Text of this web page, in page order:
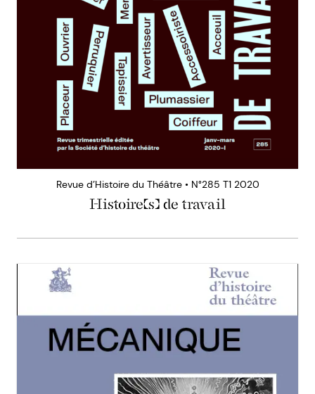
Revue d’Histoire du Théâtre • N°285 T1 2020
Histoire(s) de travail